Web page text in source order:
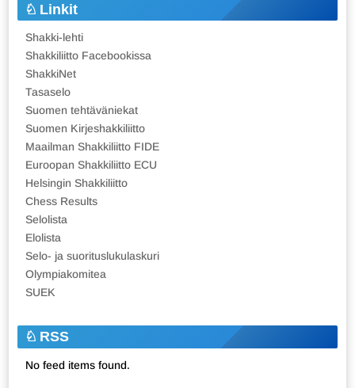
Linkit
Shakki-lehti
Shakkiliitto Facebookissa
ShakkiNet
Tasaselo
Suomen tehtäväniekat
Suomen Kirjeshakkiliitto
Maailman Shakkiliitto FIDE
Euroopan Shakkiliitto ECU
Helsingin Shakkiliitto
Chess Results
Selolista
Elolista
Selo- ja suorituslukulaskuri
Olympiakomitea
SUEK
RSS
No feed items found.